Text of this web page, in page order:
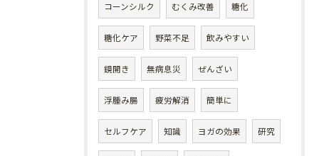
コーンシルク むくみ改善 糖化
糖化ケア 野菜不足 飲みやすい
鏡開き 無病息災 ぜんざい
浮腫み腸 疲労解消 簡単に
セルフケア 知識 ヨガの効果 研究